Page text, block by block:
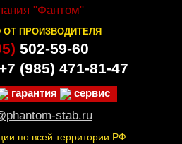
ПРОИЗВОДИТЕЛЯ
502-59-60
(985) 471-81-47
гарантия сервис
stab.ru
по всей территории РФ